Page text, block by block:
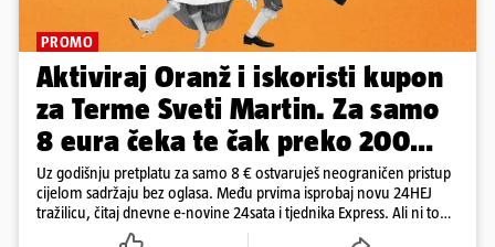
PROMO
Aktiviraj Oranž i iskoristi kupon
za Terme Sveti Martin. Za samo
8 eura čeka te čak preko 200
eura kupona!
Uz godišnju pretplatu za samo 8 € ostvaruješ neograničen pristup
cijelom sadržaju bez oglasa. Među prvima isprobaj novu 24HEJ
tražilicu, čitaj dnevne e-novine 24sata i tjednika Express. Ali ni to